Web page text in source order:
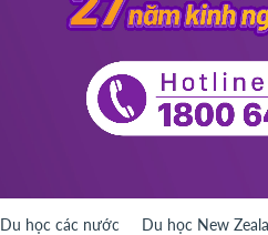
Du học các nước Du học New